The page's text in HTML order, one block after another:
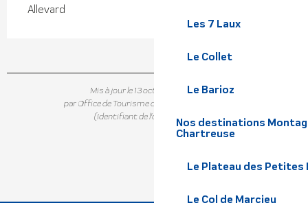
Les 7 Laux
Le Collet
Le Barioz
Nos destinations
Chartreuse
Le Plateau des Petites
Le Col de Marcieu
Allevard
Mis à jour le 13 octobre 2023 à 17:10
par Office de Tourisme de Belledonne Chartreuse
(Identifiant de l'offre :
6695807